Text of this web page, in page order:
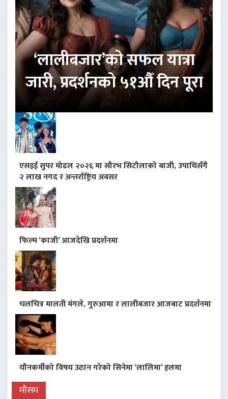
‘लालीबजार’को सफल यात्रा
जारी, प्रदर्शनको ५१औँ दिन पूरा
एसइई सुपर मोडल २०२६ मा सौरभ सिटौलाको बाजी, उपाधिसँगै
२ लाख नगद र अन्तर्राष्ट्रिय अवसर
फिल्म ‘काजी’ आजदेखि प्रदर्शनमा
चलचित्र मालती मंगले, गुरुआमा र लालीबजार आजबाट प्रदर्शनमा
यौनकर्मीको विषय उठान गरेको सिनेमा ‘लालिमा’ हलमा
मौसम